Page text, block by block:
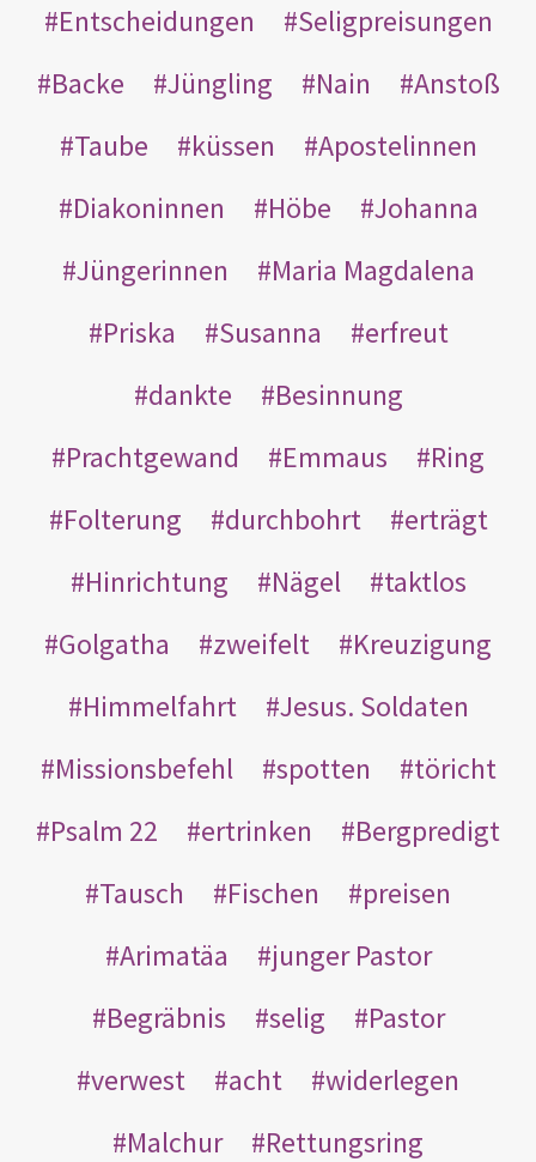
Entscheidungen
Seligpreisungen
Backe
Jüngling Nain
Anstoß
Taube
küssen
Apostelinnen
Diakoninnen
Höbe
Johanna
Jüngerinnen
Maria Magdalena
Priska
Susanna
erfreut
dankte
Besinnung
Prachtgewand
Emmaus
Ring
Folterung
durchbohrt
erträgt
Hinrichtung
Nägel
taktlos
Golgatha
zweifelt
Kreuzigung
Himmelfahrt
Jesus. Soldaten
Missionsbefehl
spotten
töricht
Psalm 22
ertrinken
Bergpredigt
Tausch
Fischen
preisen
Arimatäa
junger Pastor
Begräbnis
selig
Pastor
verwest
acht
widerlegen
Malchur
Rettungsring